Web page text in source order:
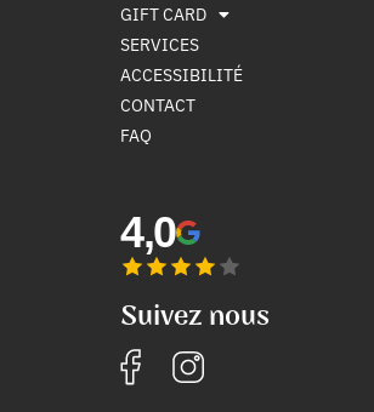
GIFT CARD
SERVICES
ACCESSIBILITÉ
CONTACT
FAQ
4,0
Suivez nous